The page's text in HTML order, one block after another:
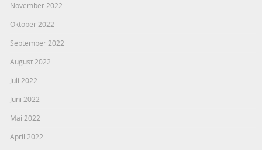
November 2022
Oktober 2022
September 2022
August 2022
Juli 2022
Juni 2022
Mai 2022
April 2022